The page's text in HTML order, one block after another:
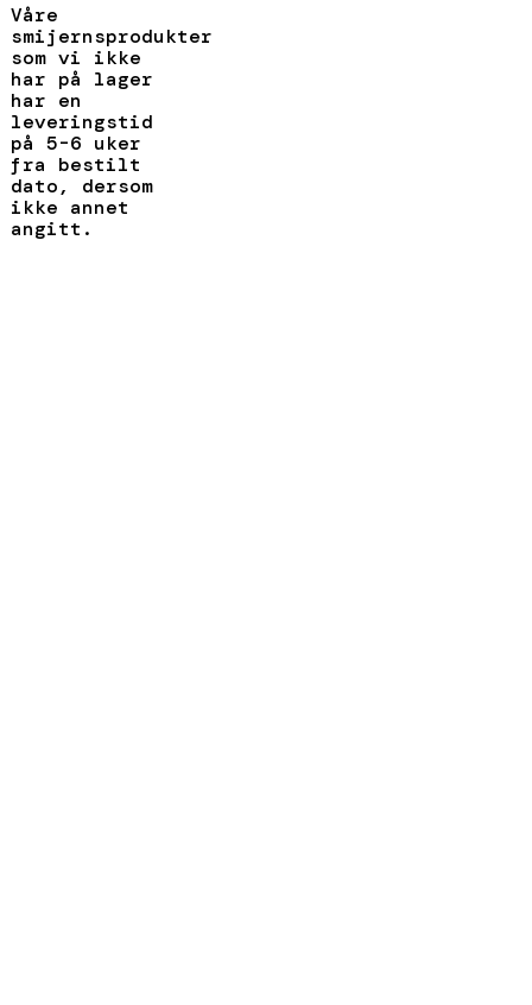
Våre
smijernsprodukter
som vi ikke
har på lager
har en
leveringstid
på 5-6 uker
fra bestilt
dato, dersom
ikke annet
angitt.